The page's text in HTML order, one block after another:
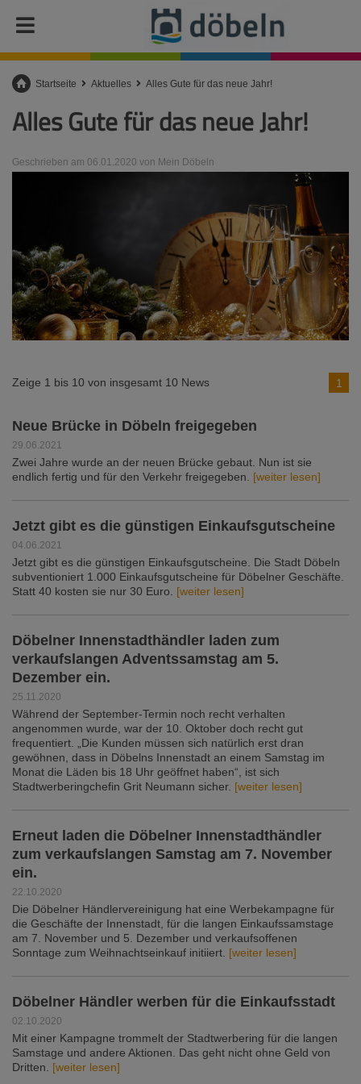
Startseite Aktuelles Alles Gute für das neue Jahr!
Alles Gute für das neue Jahr!
Geschrieben am 06.01.2020 von Mein Döbeln
Zeige 1 bis 10 von insgesamt 10 News 1
Neue Brücke in Döbeln freigegeben
29.06.2021
Zwei Jahre wurde an der neuen Brücke gebaut. Nun ist sie
endlich fertig und für den Verkehr freigegeben. [weiter lesen]
Jetzt gibt es die günstigen Einkaufsgutscheine
04.06.2021
Jetzt gibt es die günstigen Einkaufsgutscheine. Die Stadt Döbeln
subventioniert 1.000 Einkaufsgutscheine für Döbelner Geschäfte.
Statt 40 kosten sie nur 30 Euro. [weiter lesen]
Döbelner Innenstadthändler laden zum
verkaufslangen Adventssamstag am 5.
Dezember ein.
25.11.2020
Während der September-Termin noch recht verhalten
angenommen wurde, war der 10. Oktober doch recht gut
frequentiert. „Die Kunden müssen sich natürlich erst dran
gewöhnen, dass in Döbelns Innenstadt an einem Samstag im
Monat die Läden bis 18 Uhr geöffnet haben“, ist sich
Stadtwerberingchefin Grit Neumann sicher. [weiter lesen]
Erneut laden die Döbelner Innenstadthändler
zum verkaufslangen Samstag am 7. November
ein.
22.10.2020
Die Döbelner Händlervereinigung hat eine Werbekampagne für
die Geschäfte der Innenstadt, für die langen Einkaufssamstage
am 7. November und 5. Dezember und verkaufsoffenen
Sonntage zum Weihnachtseinkauf initiiert. [weiter lesen]
Döbelner Händler werben für die Einkaufsstadt
02.10.2020
Mit einer Kampagne trommelt der Stadtwerbering für die langen
Samstage und andere Aktionen. Das geht nicht ohne Geld von
Dritten. [weiter lesen]